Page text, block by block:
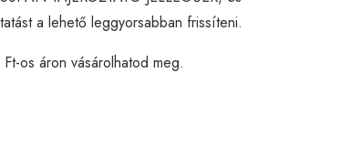
a lehető leggyorsabban frissíteni.
os áron vásárolhatod meg.